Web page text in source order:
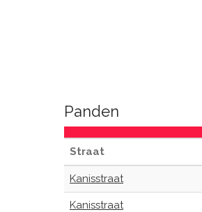
Panden
Straat
Kanisstraat
Kanisstraat